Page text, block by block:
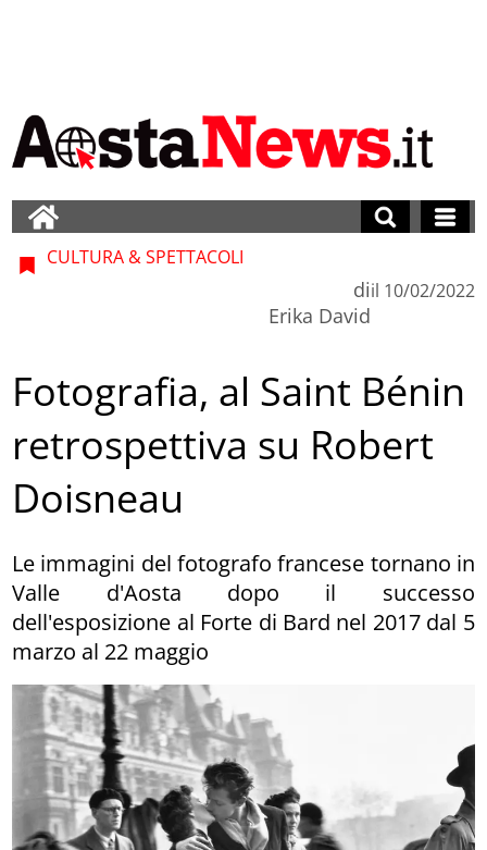
CULTURA & SPETTACOLI
di
Erika David
il 10/02/2022
Fotografia, al Saint Bénin
retrospettiva su Robert
Doisneau
Le immagini del fotografo francese tornano in
Valle d'Aosta dopo il successo
dell'esposizione al Forte di Bard nel 2017 dal 5
marzo al 22 maggio